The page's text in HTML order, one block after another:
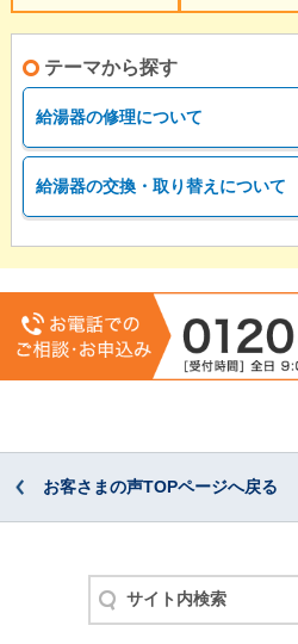
テーマから探す
給湯器の修理について
給湯器の交換・取り替えについて
お客さまの声TOPページへ戻る